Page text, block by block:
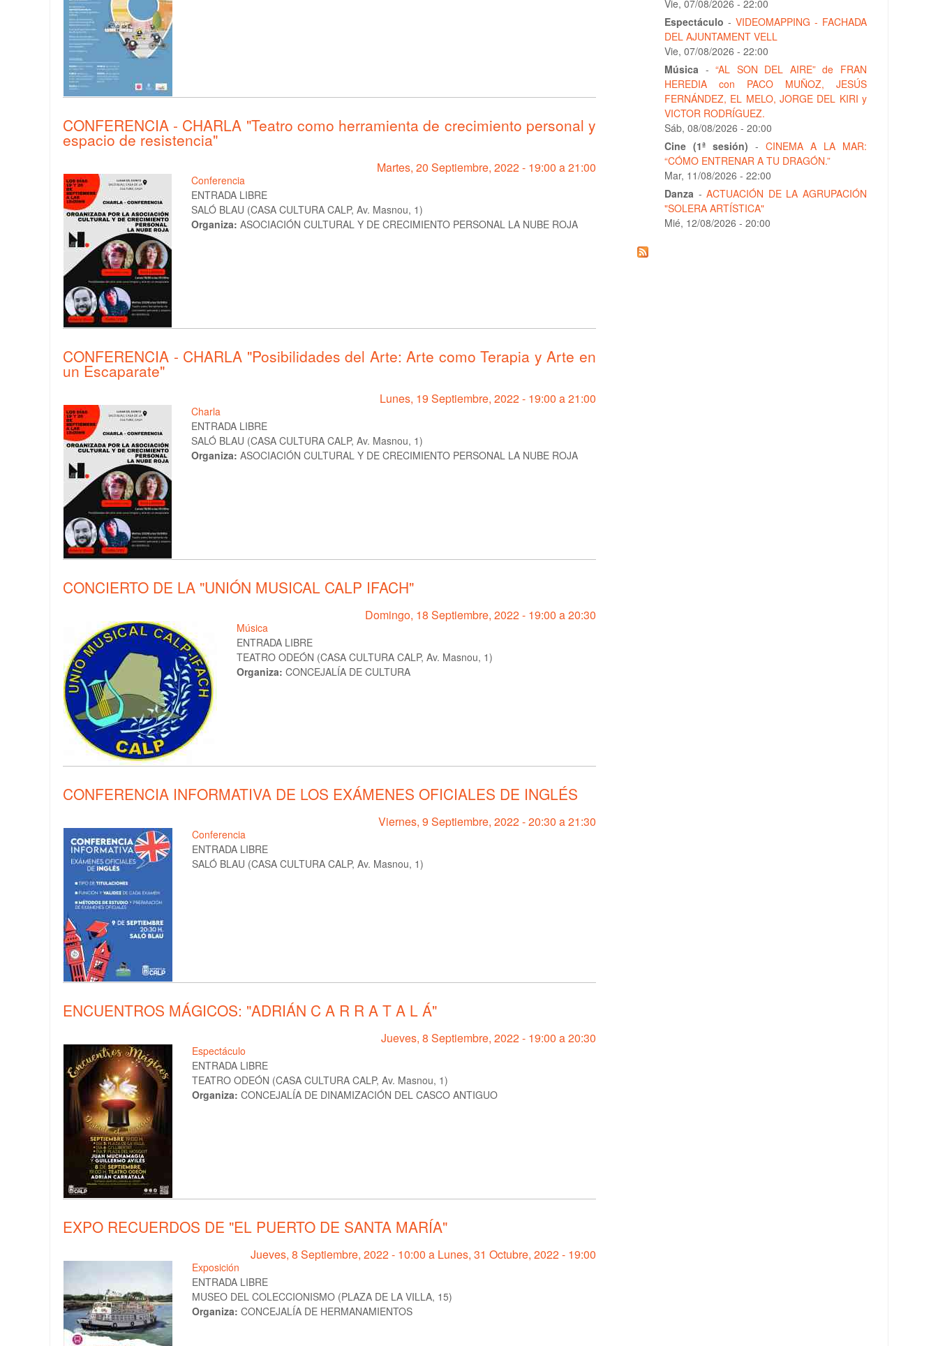
CONFERENCIA - CHARLA "Teatro como herramienta de crecimiento personal y
espacio de resistencia"
Martes, 20 Septiembre, 2022 - 19:00 a21:00
Conferencia
ENTRADA LIBRE
SALÓ BLAU (CASA CULTURA CALP, Av. Masnou, 1)
Organiza: ASOCIACIÓN CULTURAL Y DE CRECIMIENTO PERSONAL LA NUBE ROJA
CONFERENCIA - CHARLA "Posibilidades del Arte: Arte como Terapia y Arte en
un Escaparate"
Lunes, 19 Septiembre, 2022 - 19:00 a21:00
Charla
ENTRADA LIBRE
SALÓ BLAU (CASA CULTURA CALP, Av. Masnou, 1)
Organiza: ASOCIACIÓN CULTURAL Y DE CRECIMIENTO PERSONAL LA NUBE ROJA
CONCIERTO DE LA "UNIÓN MUSICAL CALP IFACH"
Domingo, 18 Septiembre, 2022 - 19:00 a20:30
Música
ENTRADA LIBRE
TEATRO ODEÓN (CASA CULTURA CALP, Av. Masnou, 1)
Organiza: CONCEJALÍA DE CULTURA
CONFERENCIA INFORMATIVA DE LOS EXÁMENES OFICIALES DE INGLÉS
Viernes, 9 Septiembre, 2022 -20:30 a21:30
Conferencia
ENTRADA LIBRE
SALÓ BLAU (CASA CULTURA CALP, Av. Masnou, 1)
ENCUENTROS MÁGICOS: "ADRIÁN C A R R A T A L Á"
Jueves, 8 Septiembre, 2022 - 19:00 a20:30
Espectáculo
ENTRADA LIBRE
TEATRO ODEÓN (CASA CULTURA CALP, Av. Masnou, 1)
Organiza: CONCEJALÍA DE DINAMIZACIÓN DEL CASCO ANTIGUO
EXPO RECUERDOS DE "EL PUERTO DE SANTA MARÍA"
Jueves, 8 Septiembre, 2022 - 10:00 a Lunes, 31 Octubre, 2022 - 19:00
Exposición
ENTRADA LIBRE
MUSEO DEL COLECCIONISMO (PLAZA DE LA VILLA, 15)
Organiza: CONCEJALÍA DE HERMANAMIENTOS
Vie, 07/08/2026 - 22:00
Espectáculo - VIDEOMAPPING - FACHADA
DEL AJUNTAMENT VELL
Vie, 07/08/2026 - 22:00
Música -“AL SON DEL AIRE” de FRAN
HEREDIA con PACO MUÑOZ, JESÚS
FERNÁNDEZ, EL MELO, JORGE DEL KIRI y
VICTOR RODRÍGUEZ.
Sáb, 08/08/2026 - 20:00
Cine (1ª sesión) - CINEMA A LA MAR:
“CÓMO ENTRENAR A TU DRAGÓN.”
Mar, 11/08/2026 - 22:00
Danza -ACTUACIÓN DE LA AGRUPACIÓN
"SOLERA ARTÍSTICA"
Mié, 12/08/2026 - 20:00